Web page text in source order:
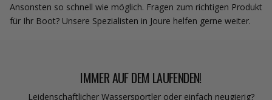
Ansonsten so schnell wie möglich. Fragen zum richtigen Produkt
für Ihr Boot? Unsere Spezialisten in Joure helfen gerne weiter.
IMMER AUF DEM LAUFENDEN!
Leidenschaftlicher Wassersportler oder einfach neugierig?